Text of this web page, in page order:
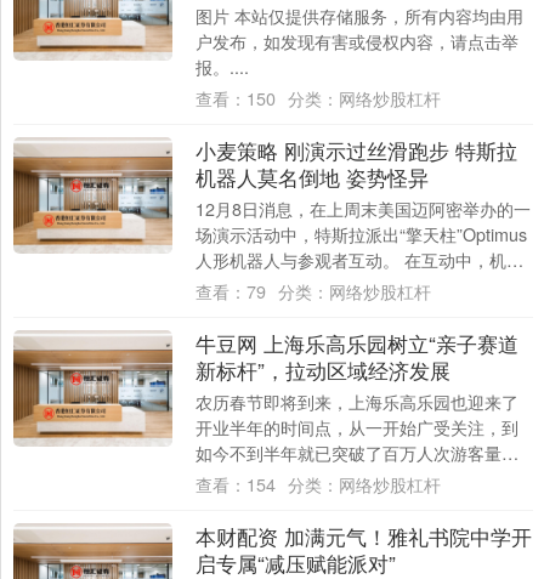
图片 本站仅提供存储服务，所有内容均由用
户发布，如发现有害或侵权内容，请点击举
报。....
查看： 150 分类： 网络炒股杠杆
小麦策略 刚演示过丝滑跑步 特斯拉
机器人莫名倒地 姿势怪异
12月8日消息，在上周末美国迈阿密举办的一
场演示活动中，特斯拉派出“擎天柱”Optimus
人形机器人与参观者互动。 在互动中，机器
人尝试递送瓶装水，但由于动作过....
查看： 79 分类： 网络炒股杠杆
牛豆网 上海乐高乐园树立“亲子赛道
新标杆”，拉动区域经济发展
农历春节即将到来，上海乐高乐园也迎来了
开业半年的时间点，从一开始广受关注，到
如今不到半年就已突破了百万人次游客量，
在全球默林集团11家乐高乐园中，上海乐高
查看： 154 分类： 网络炒股杠杆
本财配资 加满元气！雅礼书院中学开
启专属“减压赋能派对”